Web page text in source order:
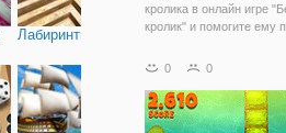
Лабиринты
кролика в онлайн игре
кролик" и помогите ему
жанру это раннер, в
использовать ловкость
Действия
0 0